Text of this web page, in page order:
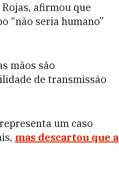
afirmou que
“não seria humano”
mãos são
de transmissão
um caso
mas descartou que a